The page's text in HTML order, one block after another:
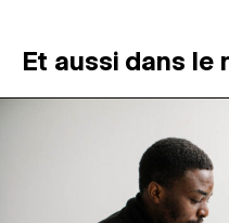
ATELIERS OUVERTS
Et aussi dans le